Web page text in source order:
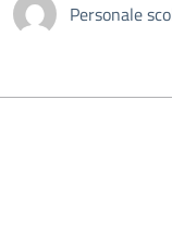
Personale